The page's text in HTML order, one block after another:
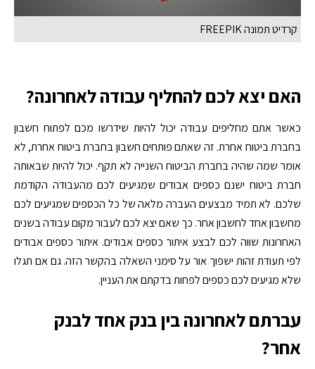
קרדיט תמונה FREEPIK
האם יצא לכם להחליף עבודה לאחרונה?
כאשר אתם מחליפים עבודה יכול להיות שידרשו מכם לפתוח חשבון
בחברת ביטוח אחרת. זה שאתם פותחים חשבון בחברת ביטוח אחרת, לא
אומר שמה שהיה בחברת הביטוח השנייה לא תקף. יכול להיות שבאותה
חברת ביטוח ישנם כספים אבודים שמגיעים לכם מהעבודה הקודמת
שלכם. לא תמיד מבצעים העברה מלאה של כל הכספים שמגיעים לכם
מחשבון אחד לחשבון אחר. כך שאם יצא לכם לעבור מקום עבודה בשנים
האחרונות שווה לכם לבצע איתור כספים אבודים. איתור כספים אבודים
לפי תעודת זהות ישפוך אור על סימני השאלה בהקשר הזה. גם אם תגלו
שלא מגיעים לכם כספים לפחות בדקתם את העניין.
עברתם לאחרונה בין בנק אחד לבנק
אחר?